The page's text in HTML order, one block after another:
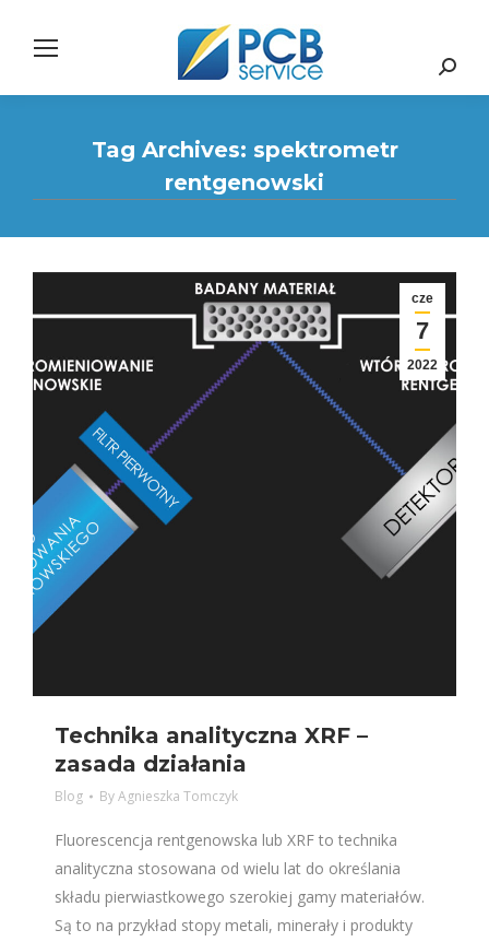
Search:
Tag Archives: spektrometr
rentgenowski
cze
7
2022
Technika analityczna XRF –
zasada działania
Blog ByAgnieszka Tomczyk
Fluorescencja rentgenowska lub XRF to technika
analityczna stosowana od wielu lat do określania
składu pierwiastkowego szerokiej gamy materiałów.
Są to na przykład stopy metali, minerały i produkty